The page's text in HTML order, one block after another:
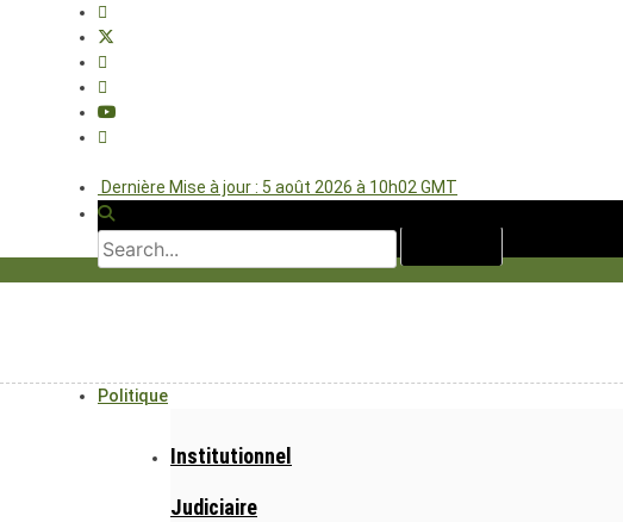
Dernière Mise à jour : 5 août 2026 à 10h02 GMT
Politique
Institutionnel
Judiciaire